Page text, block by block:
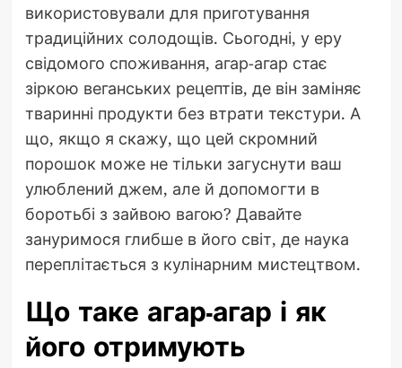
використовували для приготування
традиційних солодощів. Сьогодні, у еру
свідомого споживання, агар-агар стає
зіркою веганських рецептів, де він заміняє
тваринні продукти без втрати текстури. А
що, якщо я скажу, що цей скромний
порошок може не тільки загуснути ваш
улюблений джем, але й допомогти в
боротьбі з зайвою вагою? Давайте
зануримося глибше в його світ, де наука
переплітається з кулінарним мистецтвом.
Що таке агар-агар і як
його отримують